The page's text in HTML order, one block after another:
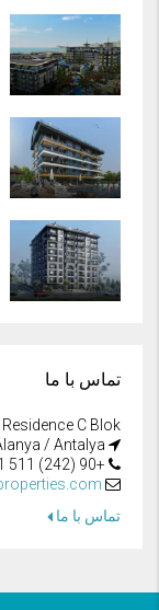
تماس با ما
C Blok
+90 (242) 511 11 17
تماس با ما